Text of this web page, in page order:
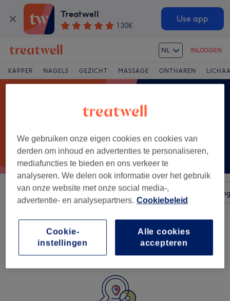
Treatwell
130K
Use app
NL INLOGGEN
KAPPER NAGELS GEZICHT MASSAGE ONTHAREN
Sorteer op Salons Expresaanbiedingen
We gebruiken onze eigen cookies en cookies van
derden om inhoud en advertenties te personaliseren,
mediafuncties te bieden en ons verkeer te
analyseren. We delen ook informatie over het gebruik
van onze website met onze social media-,
advertentie- en analysepartners. Cookiebeleid
Alle cookies
accepteren
Cookie-
instellingen